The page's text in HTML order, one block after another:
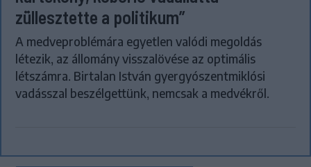
züllesztette a politikum”
A medveproblémára egyetlen valódi megoldás
létezik, az állomány visszalövése az optimális
létszámra. Birtalan István gyergyószentmiklósi
vadásszal beszélgettünk, nemcsak a medvékről.